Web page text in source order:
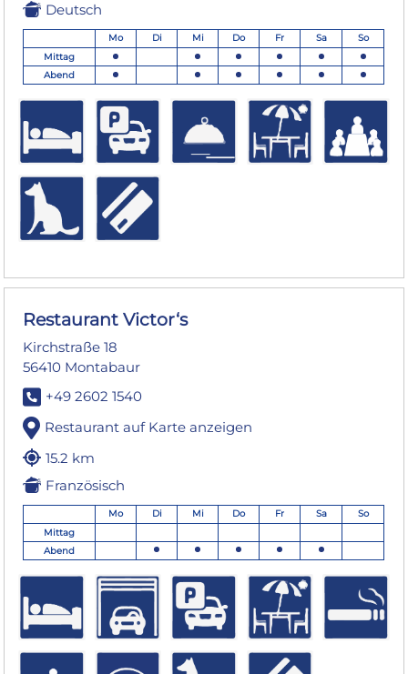
Deutsch
Mo Di Mi Do Fr Sa
So
Mittag
Abend
Restaurant Victor‘s
Kirchstraße 18
56410 Montabaur
+49 2602 1540
Restaurant auf Karte anzeigen
15.2 km
Französisch
Mo Di Mi Do Fr Sa
So
Mittag
Abend